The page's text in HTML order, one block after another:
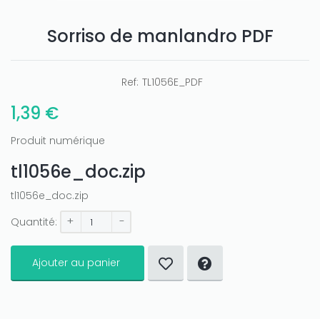
Sorriso de manlandro PDF
Ref: TL1056E_PDF
1,39 €
Produit numérique
tl1056e_doc.zip
tl1056e_doc.zip
Quantité:
+ -
Ajouter au panier